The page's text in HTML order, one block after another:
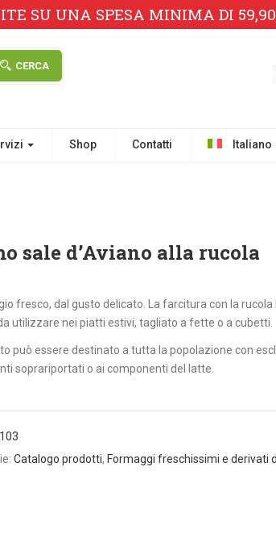
SU UNA SPESA MINIMA DI
CERCA
Shop Contatti Italiano
sale d’Aviano alla rucola
fresco, dal gusto delicato. La farcitura con la rucola
utilizzare nei piatti estivi, tagliato a fette o a cubetti.
può essere destinato a tutta la popolazione con
soprariportati o ai componenti del latte.
Catalogo prodotti, Formaggi freschissimi e derivati